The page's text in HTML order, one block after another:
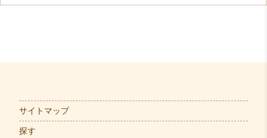
新規法人会員入会のお知らせ
2025.5.13
2026.2.17
イベント情報
国際バイオマス展が開催されます
サイトマップ
探す